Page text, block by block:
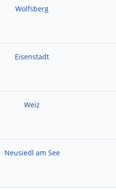
Wolfsberg
Eisenstadt
Weiz
Neusiedl am See